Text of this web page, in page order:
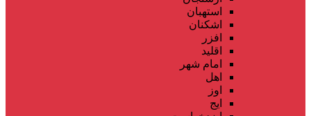
استهبان
اشکنان
افزر
اقلید
امام شهر
اهل
اوز
ایج